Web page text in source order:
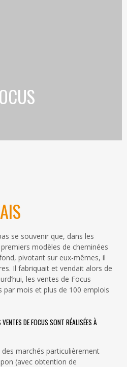
se souvenir que, dans les
modèles de cheminées
pivotant sur eux-mêmes, il
Il fabriquait et vendait alors de
les ventes de Focus
par mois et plus de 100 emplois
DE FOCUS SONT RÉALISÉES À
des marchés particulièrement
(avec obtention de